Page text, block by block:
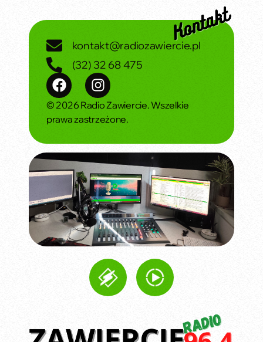
kontakt@radiozawiercie.pl
(32) 32 68 475
© 2026 Radio Zawiercie. Wszelkie
prawa zastrzeżone.